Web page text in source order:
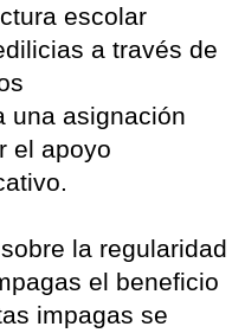
escolar
a través de
una asignación
el apoyo
la regularidad
el beneficio
impagas se